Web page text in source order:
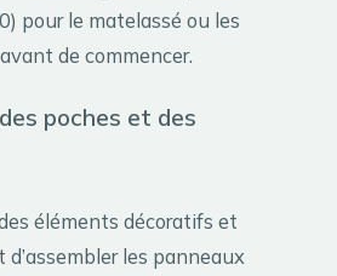
pour le matelassé ou les
de commencer.
poches et des
éléments décoratifs et
les panneaux